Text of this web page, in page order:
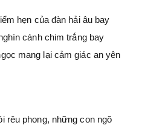
hẹn của đàn hải âu bay
cánh chim trắng bay
mang lại cảm giác an yên
rêu phong, những con ngõ